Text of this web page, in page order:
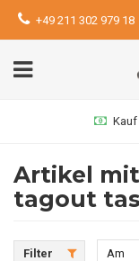
+49 211 302 979 18
Kauf
Artikel
tagout tas
Filter
Am